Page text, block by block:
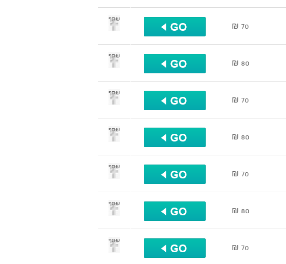
70 ₪
שתף
80 ₪
שתף
70 ₪
שתף
80 ₪
שתף
70 ₪
שתף
80 ₪
שתף
70 ₪
שתף